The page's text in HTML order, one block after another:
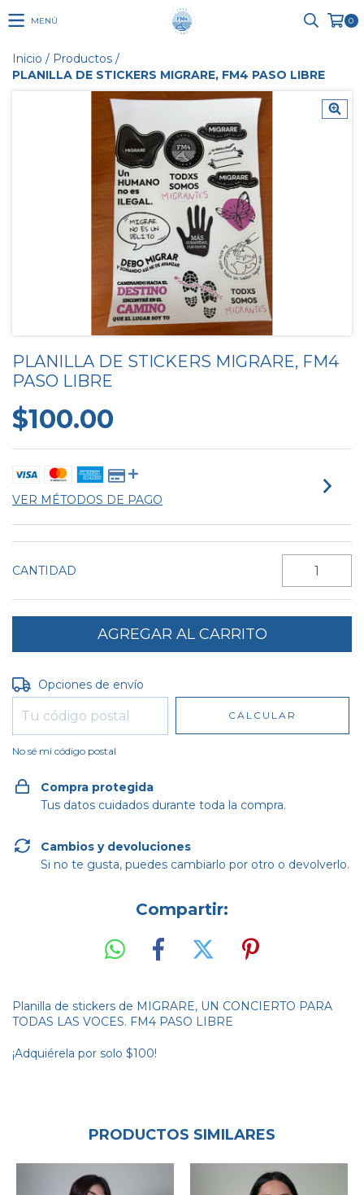
MENÚ 0
Inicio / Productos /
PLANILLA DE STICKERS MIGRARE, FM4 PASO LIBRE
PLANILLA DE STICKERS MIGRARE, FM4
PASO LIBRE
$100.00
VER MÉTODOS DE PAGO
CANTIDAD
Entregas para el CP:
Opciones de envío
CALCULAR
No sé mi código postal
Compra protegida
Tus datos cuidados durante toda la compra.
Cambios y devoluciones
Si no te gusta, puedes cambiarlo por otro o devolverlo.
Compartir:
Planilla de stickers de MIGRARE, UN CONCIERTO PARA
TODAS LAS VOCES. FM4 PASO LIBRE
¡Adquiérela por solo $100!
PRODUCTOS SIMILARES